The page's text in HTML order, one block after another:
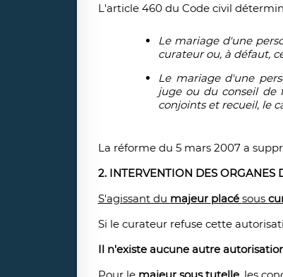
L'article 460 du Code civil
Le mariage d'une
curateur ou, à défaut,
Le mariage d'une
juge ou du conseil de
conjoints et recueil, le
La réforme du 5 mars 2007 a
2. INTERVENTION DES ORGANES
S'agissant du majeur placé sous
Si le curateur refuse cette
Il n'existe aucune autre